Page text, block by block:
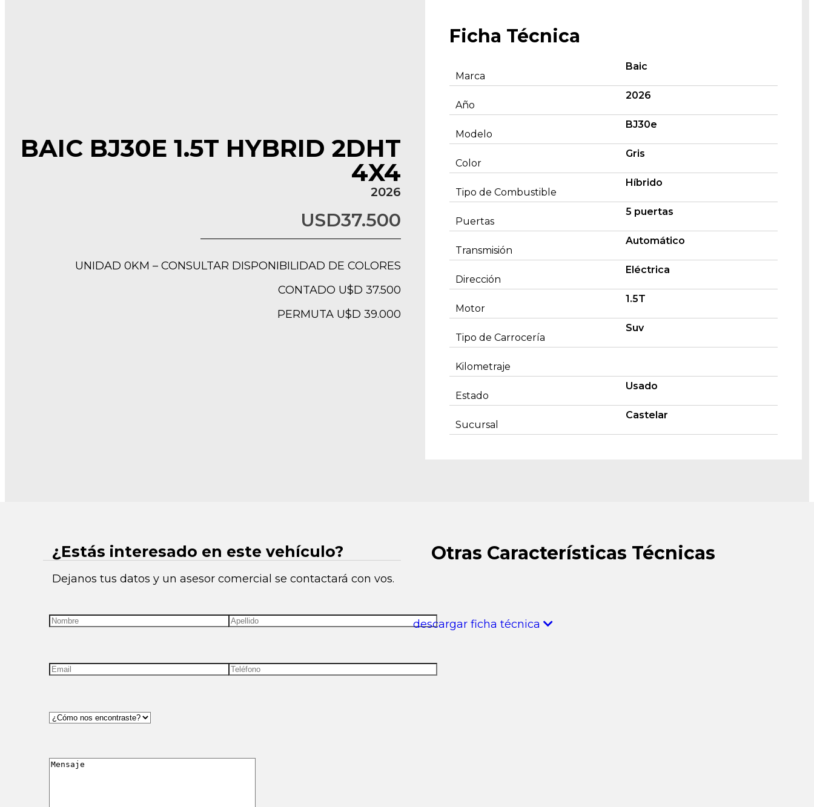
BAIC BJ30E 1.5T HYBRID 2DHT
4X4
2026
USD37.500
UNIDAD 0KM – CONSULTAR DISPONIBILIDAD DE COLORES
CONTADO U$D 37.500
PERMUTA U$D 39.000
Ficha Técnica
Marca
Baic
Año
2026
Modelo
BJ30e
Color
Gris
Tipo de Combustible
Híbrido
Puertas
5 puertas
Transmisión
Automático
Dirección
Eléctrica
Motor
1.5T
Tipo de Carrocería
Suv
Kilometraje
Estado
Usado
Sucursal
Castelar
¿Estás interesado en este vehículo?
Dejanos tus datos y un asesor comercial se contactará con vos.
Otras Características Técnicas
descargar ficha técnica